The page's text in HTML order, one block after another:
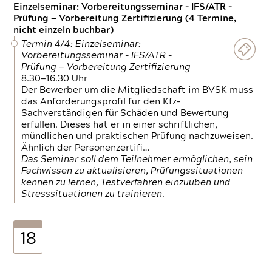
Einzelseminar: Vorbereitungsseminar - IFS/ATR -
Prüfung — Vorbereitung Zertifizierung (4 Termine,
nicht einzeln buchbar)
Termin 4/4: Einzelseminar:
Vorbereitungsseminar - IFS/ATR -
Prüfung — Vorbereitung Zertifizierung
8.30—16.30 Uhr
Der Bewerber um die Mitgliedschaft im BVSK muss
das Anforderungsprofil für den Kfz-
Sachverständigen für Schäden und Bewertung
erfüllen. Dieses hat er in einer schriftlichen,
mündlichen und praktischen Prüfung nachzuweisen.
Ähnlich der Personenzertifi…
Das Seminar soll dem Teilnehmer ermöglichen, sein
Fachwissen zu aktualisieren, Prüfungssituationen
kennen zu lernen, Testverfahren einzuüben und
Stresssituationen zu trainieren.
18